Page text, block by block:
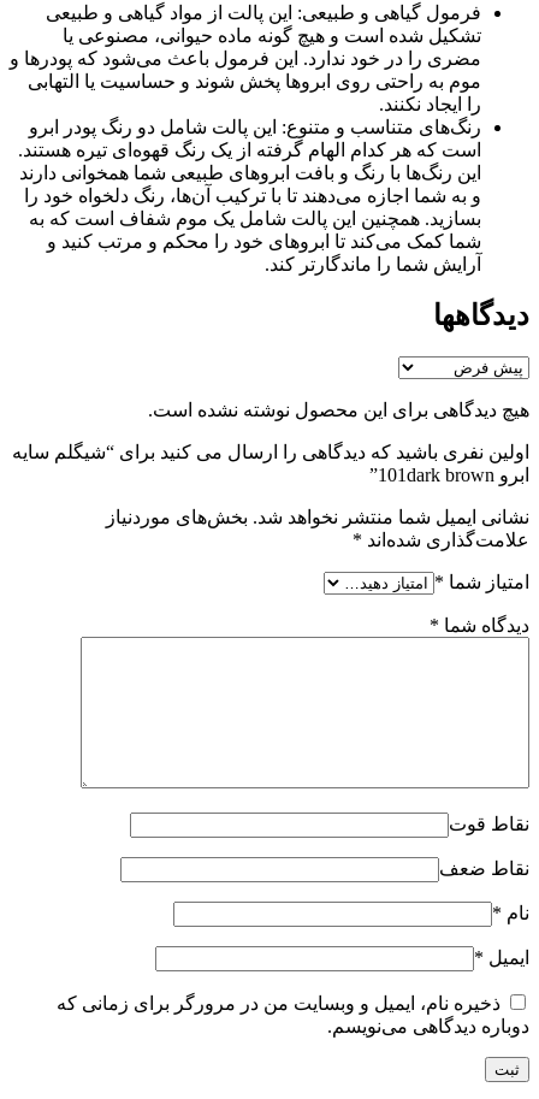
فرمول گیاهی و طبیعی: این پالت از مواد گیاهی و طبیعی
تشکیل شده است و هیچ گونه ماده حیوانی، مصنوعی یا
مضری را در خود ندارد. این فرمول باعث می‌شود که پودرها و
موم به راحتی روی ابروها پخش شوند و حساسیت یا التهابی
را ایجاد نکنند.
رنگ‌های متناسب و متنوع: این پالت شامل دو رنگ پودر ابرو
است که هر کدام الهام گرفته از یک رنگ قهوه‌ای تیره هستند.
این رنگ‌ها با رنگ و بافت ابروهای طبیعی شما همخوانی دارند
و به شما اجازه می‌دهند تا با ترکیب آن‌ها، رنگ دلخواه خود را
بسازید. همچنین این پالت شامل یک موم شفاف است که به
شما کمک می‌کند تا ابروهای خود را محکم و مرتب کنید و
آرایش شما را ماندگارتر کند.
دیدگاهها
هیچ دیدگاهی برای این محصول نوشته نشده است.
اولین نفری باشید که دیدگاهی را ارسال می کنید برای “شیگلم سایه
ابرو 101dark brown”
نشانی ایمیل شما منتشر نخواهد شد. بخش‌های موردنیاز
علامت‌گذاری شده‌اند *
امتیاز شما *
دیدگاه شما *
نقاط قوت
نقاط ضعف
نام *
ایمیل *
ذخیره نام، ایمیل و وبسایت من در مرورگر برای زمانی که
دوباره دیدگاهی می‌نویسم.